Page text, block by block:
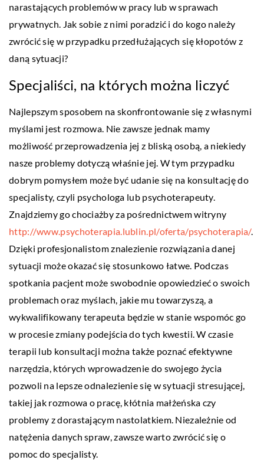
narastających problemów w pracy lub w sprawach
prywatnych. Jak sobie z nimi poradzić i do kogo należy
zwrócić się w przypadku przedłużających się kłopotów z
daną sytuacji?
Specjaliści, na których można liczyć
Najlepszym sposobem na skonfrontowanie się z własnymi
myślami jest rozmowa. Nie zawsze jednak mamy
możliwość przeprowadzenia jej z bliską osobą, a niekiedy
nasze problemy dotyczą właśnie jej. W tym przypadku
dobrym pomysłem może być udanie się na konsultację do
specjalisty, czyli psychologa lub psychoterapeuty.
Znajdziemy go chociażby za pośrednictwem witryny
http://www.psychoterapia.lublin.pl/oferta/psychoterapia/.
Dzięki profesjonalistom znalezienie rozwiązania danej
sytuacji może okazać się stosunkowo łatwe. Podczas
spotkania pacjent może swobodnie opowiedzieć o swoich
problemach oraz myślach, jakie mu towarzyszą, a
wykwalifikowany terapeuta będzie w stanie wspomóc go
w procesie zmiany podejścia do tych kwestii. W czasie
terapii lub konsultacji można także poznać efektywne
narzędzia, których wprowadzenie do swojego życia
pozwoli na lepsze odnalezienie się w sytuacji stresującej,
takiej jak rozmowa o pracę, kłótnia małżeńska czy
problemy z dorastającym nastolatkiem. Niezależnie od
natężenia danych spraw, zawsze warto zwrócić się o
pomoc do specjalisty.